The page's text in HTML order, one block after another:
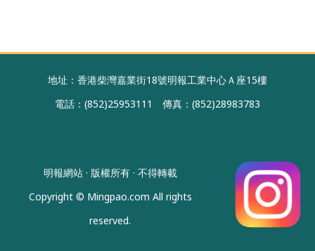
地址：香港柴灣嘉業街18號明報工業中心Ａ座15樓
電話：(852)25953111 傳真：(852)28983783
明報網站 · 版權所有 · 不得轉載
Copyright © Mingpao.com All rights
reserved.